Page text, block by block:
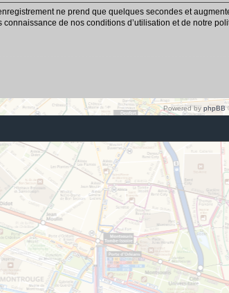
ne prend que quelques secondes et
connaissance de nos conditions d’utilisation et de notre
Powered by phpBB